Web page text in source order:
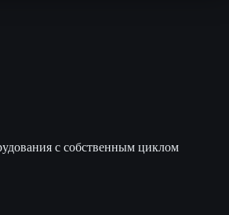
с собственным циклом